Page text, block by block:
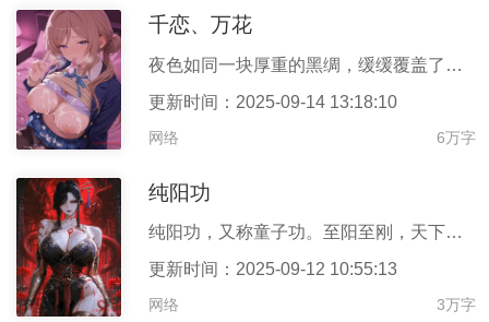
千恋、万花
夜色如同一块厚重的黑绸，缓缓覆盖了穗织镇的天空。几颗稀疏的星子
更新时间：2025-09-14 13:18:10
网络 6万字
纯阳功
纯阳功，又称童子功。至阳至刚，天下至强。只要有还算中规中矩的天
更新时间：2025-09-12 10:55:13
网络 3万字